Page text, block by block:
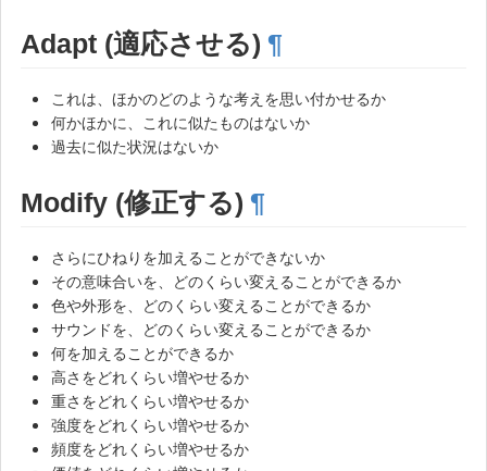
Adapt (適応させる) ¶
これは、ほかのどのような考えを思い付かせるか
何かほかに、これに似たものはないか
過去に似た状況はないか
Modify (修正する) ¶
さらにひねりを加えることができないか
その意味合いを、どのくらい変えることができるか
色や外形を、どのくらい変えることができるか
サウンドを、どのくらい変えることができるか
何を加えることができるか
高さをどれくらい増やせるか
重さをどれくらい増やせるか
強度をどれくらい増やせるか
頻度をどれくらい増やせるか